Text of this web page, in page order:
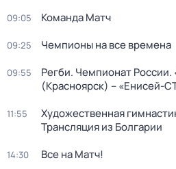
09:05 Команда Матч
09:25 Чемпионы на все времена
09:55
Регби. Чемпионат России.
(Красноярск) – «Енисей-
11:55
Художественная
Трансляция из Болгарии
14:30 Все на Матч!